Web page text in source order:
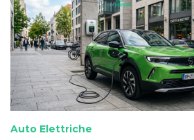
Auto Elettriche